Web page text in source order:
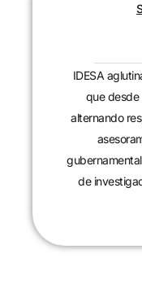
IDESA
que desde
alternando
de